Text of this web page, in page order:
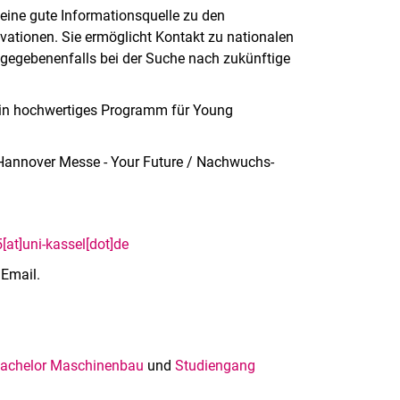
gute Informationsquelle zu den
Sie ermöglicht Kontakt zu nationalen
bei der Suche nach zukünftige
hochwertiges Programm für Young
Messe - Your Future / Nachwuchs-
kassel[dot]de
Maschinenbau undStudiengang